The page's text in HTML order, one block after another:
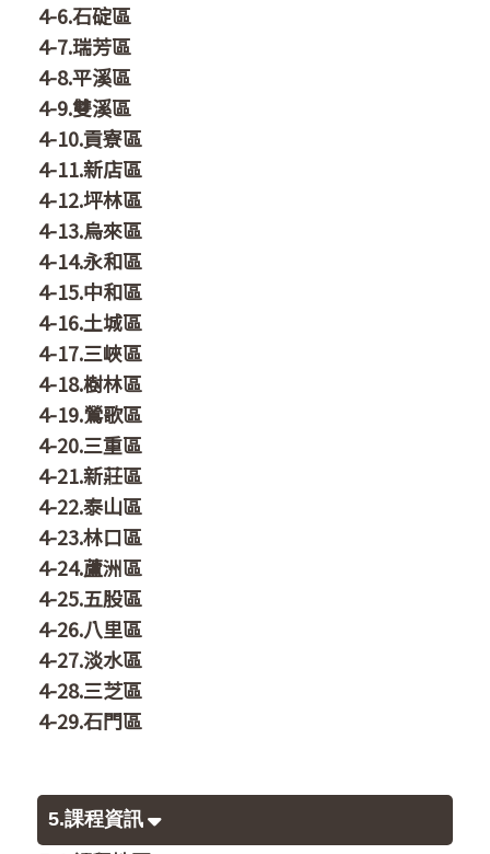
4-6.石碇區
4-7.瑞芳區
4-8.平溪區
4-9.雙溪區
4-10.貢寮區
4-11.新店區
4-12.坪林區
4-13.烏來區
4-14.永和區
4-15.中和區
4-16.土城區
4-17.三峽區
4-18.樹林區
4-19.鶯歌區
4-20.三重區
4-21.新莊區
4-22.泰山區
4-23.林口區
4-24.蘆洲區
4-25.五股區
4-26.八里區
4-27.淡水區
4-28.三芝區
4-29.石門區
5.課程資訊